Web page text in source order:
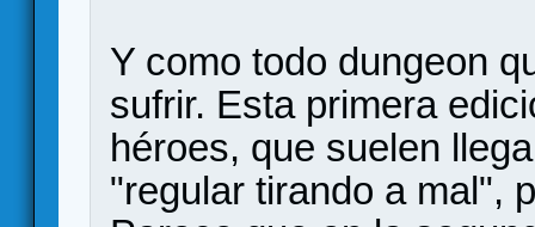
Y como todo dungeon
sufrir. Esta primera
héroes, que suelen
"regular tirando a mal",